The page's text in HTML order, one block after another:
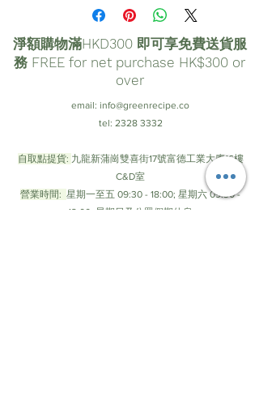
淨額購物滿HKD300 即可享免費送貨服
務 FREE for net purchase HK$300 or
over
email: info@greenrecipe.co
tel: 2328 3332
自取點提貨: 九龍新蒲崗雙喜街17號富德工業大廈16樓
C&D室
營業時間: 星期一至五 09:30 - 18:00; 星期六 09:30 -
12:00; 星期日及公眾假期休息